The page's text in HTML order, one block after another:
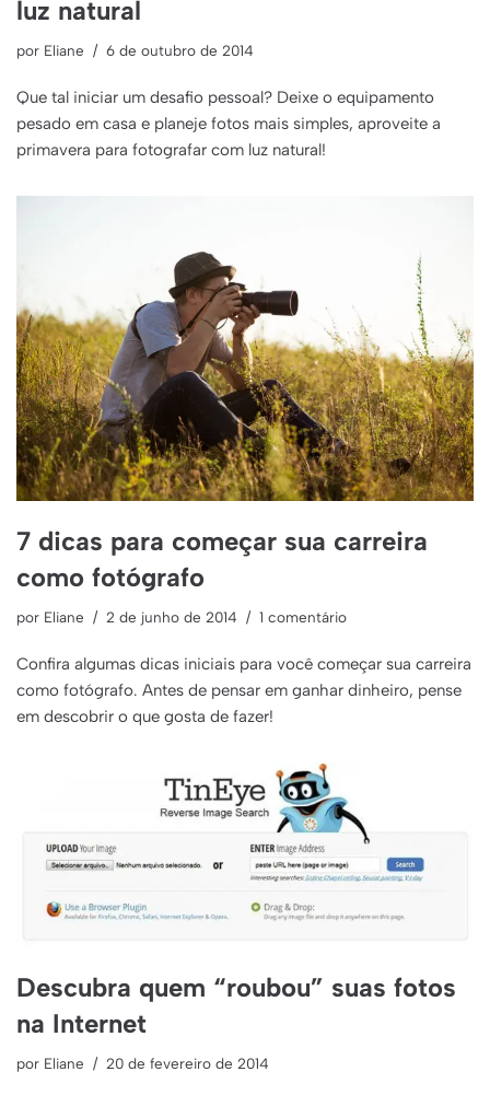
luz natural
por Eliane 6 de outubro de 2014
Que tal iniciar um desafio pessoal? Deixe o equipamento
pesado em casa e planeje fotos mais simples, aproveite a
primavera para fotografar com luz natural!
7 dicas para começar sua carreira
como fotógrafo
por Eliane 2 de junho de 2014 1 comentário
Confira algumas dicas iniciais para você começar sua carreira
como fotógrafo. Antes de pensar em ganhar dinheiro, pense
em descobrir o que gosta de fazer!
Descubra quem “roubou” suas fotos
na Internet
por Eliane 20 de fevereiro de 2014